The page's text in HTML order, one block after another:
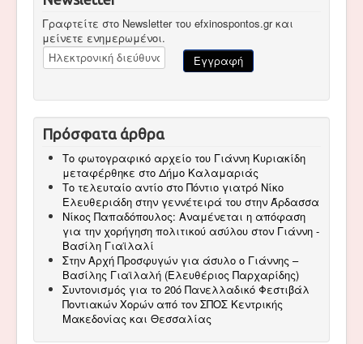
Γραφτείτε στο Newsletter του efxinospontos.gr και
μείνετε ενημερωμένοι.
Πρόσφατα άρθρα
Το φωτογραφικό αρχείο του Γιάννη Κυριακίδη
μεταφέρθηκε στο Δήμο Καλαμαριάς
Το τελευταίο αντίο στο Πόντιο γιατρό Νίκο
Ελευθεριάδη στην γεννέτειρά του στην Άρδασσα
Νίκος Παπαδόπουλος: Αναμένεται η απόφαση
για την χορήγηση πολιτικού ασύλου στον Γιάννη -
Βασίλη Γιαϊλαλί
Στην Αρχή Προσφυγών για άσυλο ο Γιάννης –
Βασίλης Γιαϊλαλή (Ελευθέριος Παρχαρίδης)
Συντονισμός για το 20ό Πανελλαδικό Φεστιβάλ
Ποντιακών Χορών από τον ΣΠΟΣ Κεντρικής
Μακεδονίας και Θεσσαλίας